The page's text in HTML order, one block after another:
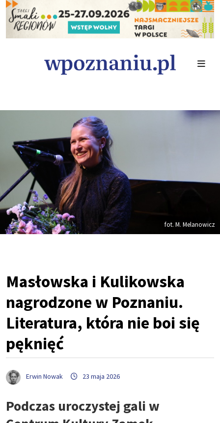
fot. M. Melanowicz
Masłowska i Kulikowska
nagrodzone w Poznaniu.
Literatura, która nie boi się
pęknięć
Erwin Nowak 23 maja 2026
Podczas uroczystej gali w